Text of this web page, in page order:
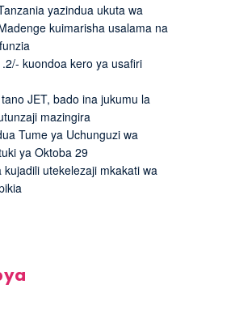
yazindua ukuta wa
kuimarisha usalama na
kuondoa kero ya usafiri
JET, bado ina jukumu la
mazingira
Tume ya Uchunguzi wa
ya Oktoba 29
kujadili utekelezaji mkakati wa